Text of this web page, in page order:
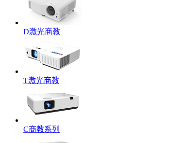
D激光商教
T激光商教
C商教系列